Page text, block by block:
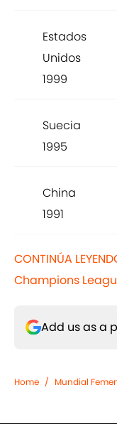
Estados
Unidos
1999
Suecia
1995
China
1991
CONTINÚA
Champions
Add us as a
Home / Mundial